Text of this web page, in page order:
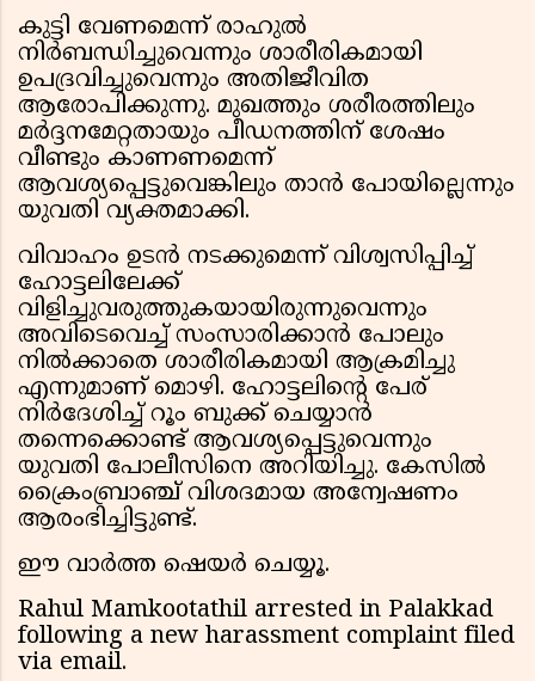
കുട്ടി വേണമെന്ന് രാഹുൽ
നിർബന്ധിച്ചുവെന്നും ശാരീരികമായി
ഉപദ്രവിച്ചുവെന്നും അതിജീവിത
ആരോപിക്കുന്നു. മുഖത്തും ശരീരത്തിലും
മർദ്ദനമേറ്റതായും പീഡനത്തിന് ശേഷം
വീണ്ടും കാണണമെന്ന്
ആവശ്യപ്പെട്ടുവെങ്കിലും താൻ പോയില്ലെന്നും
യുവതി വ്യക്തമാക്കി.
വിവാഹം ഉടൻ നടക്കുമെന്ന് വിശ്വസിപ്പിച്ച്
ഹോട്ടലിലേക്ക്
വിളിച്ചുവരുത്തുകയായിരുന്നുവെന്നും
അവിടെവെച്ച് സംസാരിക്കാൻ പോലും
നിൽക്കാതെ ശാരീരികമായി ആക്രമിച്ചു
എന്നുമാണ് മൊഴി. ഹോട്ടലിന്റെ പേര്
നിർദേശിച്ച് റൂം ബുക്ക് ചെയ്യാൻ
തന്നെക്കൊണ്ട് ആവശ്യപ്പെട്ടുവെന്നും
യുവതി പോലീസിനെ അറിയിച്ചു. കേസിൽ
ക്രൈംബ്രാഞ്ച് വിശദമായ അന്വേഷണം
ആരംഭിച്ചിട്ടുണ്ട്.
ഈ വാർത്ത ഷെയർ ചെയ്യൂ.
Rahul Mamkootathil arrested in Palakkad
following a new harassment complaint filed
via email.